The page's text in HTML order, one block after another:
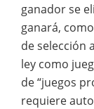
ganador se
ganará,
de selección
ley como
de “juegos
requiere